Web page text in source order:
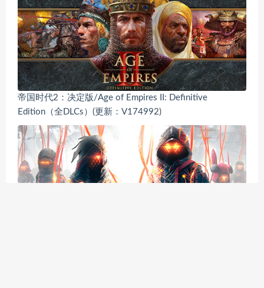
帝国时代2：决定版/Age of Empires II: Definitive
Edition（全DLCs）(更新：V174992)